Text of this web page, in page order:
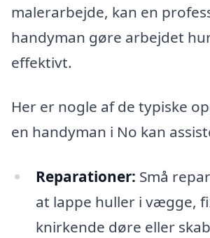
malerarbejde, kan en
handyman gøre arbejdet
effektivt.
Her er nogle af de typiske
en handyman i No kan
Reparationer: Små
at lappe huller i vægge,
knirkende døre eller